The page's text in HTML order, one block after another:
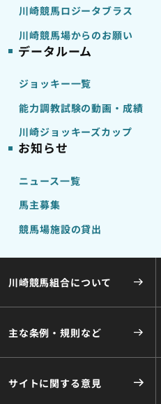
川崎競馬ロジータブラス
川崎競馬場からのお願い
データルーム
ジョッキー一覧
能力調教試験の動画・成績
川崎ジョッキーズカップ
お知らせ
ニュース一覧
馬主募集
競馬場施設の貸出
川崎競馬組合について
主な条例・規則など
サイトに関する意見